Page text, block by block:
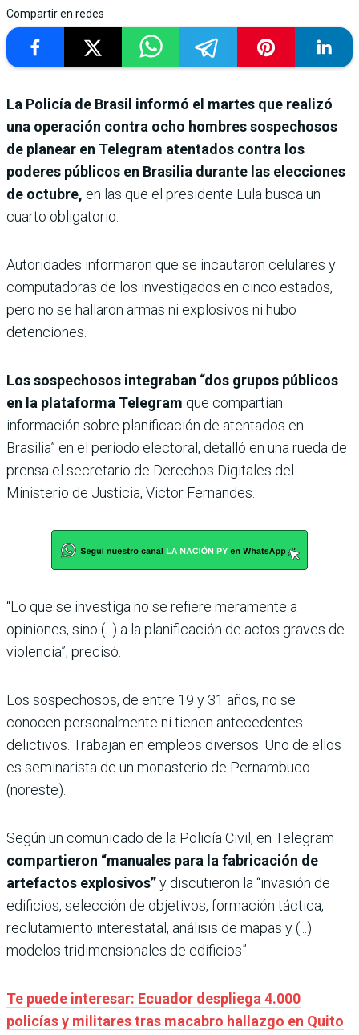
Compartir en redes
La Policía de Brasil informó el martes que realizó
una operación contra ocho hombres sospechosos
de planear en Telegram atentados contra los
poderes públicos en Brasilia durante las elecciones
de octubre, en las que el presidente Lula busca un
cuarto obligatorio.
Autoridades informaron que se incautaron celulares y
computadoras de los investigados en cinco estados,
pero no se hallaron armas ni explosivos ni hubo
detenciones.
Los sospechosos integraban “dos grupos públicos
en la plataforma Telegram que compartían
información sobre planificación de atentados en
Brasilia” en el período electoral, detalló en una rueda de
prensa el secretario de Derechos Digitales del
Ministerio de Justicia, Victor Fernandes.
“Lo que se investiga no se refiere meramente a
opiniones, sino (...) a la planificación de actos graves de
violencia”, precisó.
Los sospechosos, de entre 19 y 31 años, no se
conocen personalmente ni tienen antecedentes
delictivos. Trabajan en empleos diversos. Uno de ellos
es seminarista de un monasterio de Pernambuco
(noreste).
Según un comunicado de la Policía Civil, en Telegram
compartieron “manuales para la fabricación de
artefactos explosivos”y discutieron la “invasión de
edificios, selección de objetivos, formación táctica,
reclutamiento interestatal, análisis de mapas y (...)
modelos tridimensionales de edificios”.
Te puede interesar: Ecuador despliega 4.000
policías y militares tras macabro hallazgo en Quito